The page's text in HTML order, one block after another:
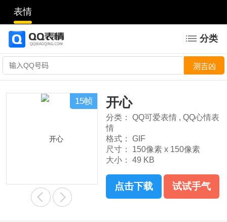
表情
分类
15帧 开心
分类： QQ可爱表情 , QQ心情表
情
格式：
GIF
尺寸：
150像素 x 150像素
大小：
49 KB
点击下载 试试手气